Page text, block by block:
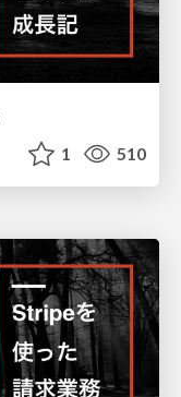
1 510